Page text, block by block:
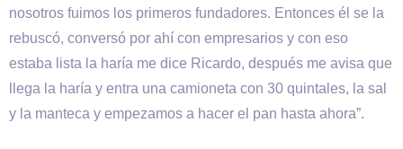
nosotros fuimos los primeros fundadores. Entonces él se la
rebuscó, conversó por ahí con empresarios y con eso
estaba lista la haría me dice Ricardo, después me avisa que
llega la haría y entra una camioneta con 30 quintales, la sal
y la manteca y empezamos a hacer el pan hasta ahora”.